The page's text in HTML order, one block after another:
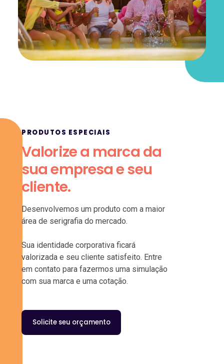
PRODUTOS ESPECIAIS
Valorize a marca da
sua empresa e seu
cliente.
Desenvolvemos um produto com a maior
área de serigrafia do mercado.
Sua identidade corporativa ficará
valorizada e seu cliente satisfeito. Entre
em contato para fazermos uma simulação
com sua marca e uma cotação.
Solicite seu orçamento